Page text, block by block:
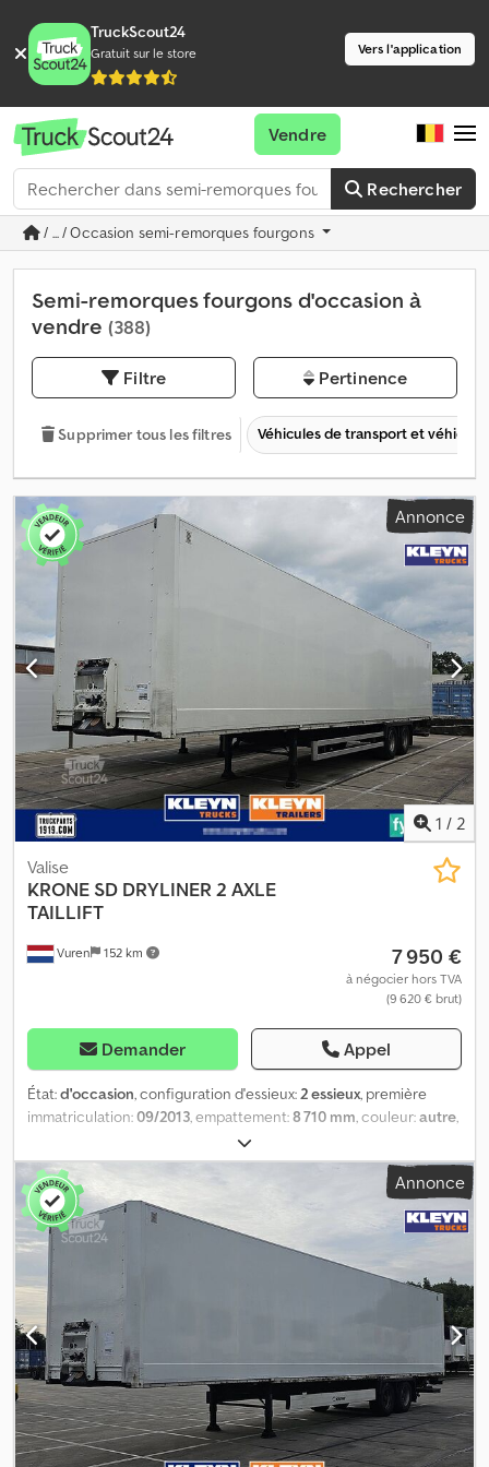
TruckScout24
Gratuit sur le store Vers l'application
Rechercher
Vendre
/ ... / Occasion semi-remorques fourgons
Semi-remorques fourgons d'occasion à
vendre (388)
Filtre Pertinence
Supprimer tous les filtres Véhicules de transport et
Annonce
1 / 2
Vuren 152 km
Valise
KRONE SD DRYLINER 2 AXLE
TAILLIFT
7 950 €
à négocier hors TVA
(9 620 € brut)
Demander Appel
État:d'occasion, configuration d'essieux:2 essieux, première
immatriculation:09/2013, empattement:8 710 mm, couleur:autre,
, Équipement:
Autres options et accessoires = - Plateau élévateur = Remarques
= Nombre d'essieux : 2, charge utile : 22 663 kg, poids à vide :
7 337 kg, poids total autorisé en charge (PTAC) : 30 000 kg, type
de suspension : suspension pneumatique complète, plateau
élévateur = Informations complémentaires = Informations
générales Cabine : jour Plaque d’immatriculation : OL-40-ZV
Informations techniques Type de carburant : diesel Boîte de
vitesses : boîte de vitesses manuelle Poids Poids à vide : 7 337 kg
Charge utile : 22 663 kg PTAC : 30 000 kg Environnement Classe
d’émissions : Euro 0 Maintenance Contrôle technique périodique
(APK) : valide jusqu’au 11.2026 État État général : très mauvais État
technique : très mauvais État esthétique : très mauvais
Dommages : aucun = Informations sur l’entreprise = Kleyn Trucks
est l’un des plus grands concessionnaires indépendants de
Annonce